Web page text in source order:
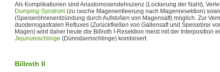
Als Komplikationen sind Anastomosendehiszenz (Lockerung der Naht),
Dumping-Syndrom (zu rasche Magenentleerung nach Magenresektion)
(Speiseröhrenentzündung durch Aufstoßen von Magensaft) möglich. Zur
duodenogastralen Refluxes (Zurückfließen von Gallensaft und Speisebrei
Magen) wird daher heute die Billroth I-Resektion meist mit der Interposition
Jejunumschlinge (Dünndarmschlinge) kombiniert.
Billroth II